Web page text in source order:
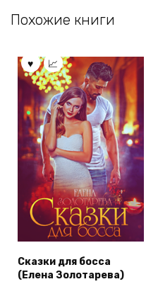
Похожие книги
Сказки для босса
(Елена Золотарева)